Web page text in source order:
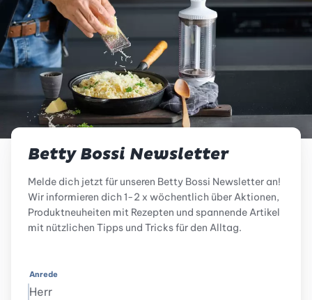
Betty Bossi Newsletter
Melde dich jetzt für unseren Betty Bossi Newsletter an!
Wir informieren dich 1-2 x wöchentlich über Aktionen,
Produktneuheiten mit Rezepten und spannende Artikel
mit nützlichen Tipps und Tricks für den Alltag.
Anrede
Herr